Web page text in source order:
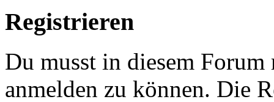
Registrieren
Du musst in diesem
anmelden zu können. Die